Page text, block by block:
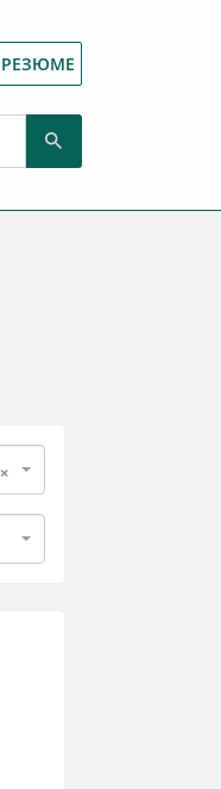
РЕЗЮМЕ
×